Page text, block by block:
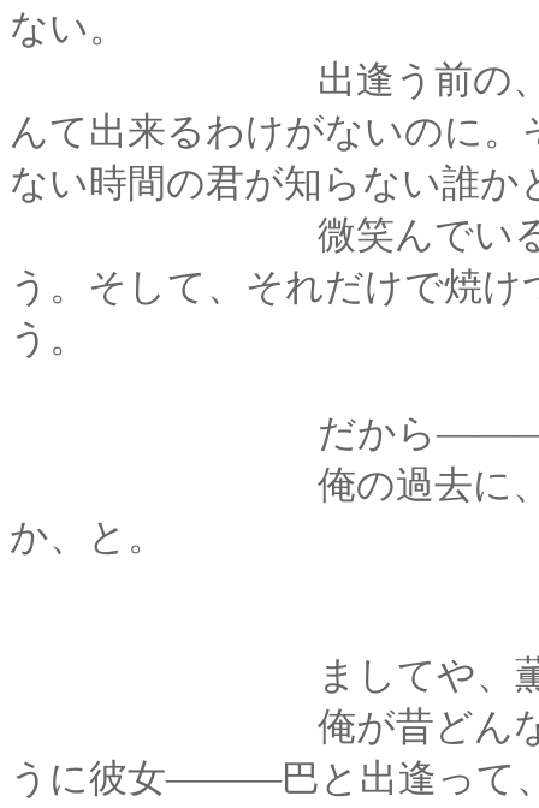
ない。
出逢う前の、過去の
んて出来るわけがないのに
ない時間の君が知らない誰か
微笑んでいる姿を、
う。そして、それだけで焼
う。
だから―――薫も、
俺の過去に、心を痛
か、と。
ましてや、薫は知
俺が昔どんな女性を
うに彼女―――巴と出逢って